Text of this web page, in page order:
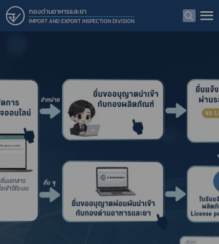
กองด่านอาหารและยา
IMPORT AND EXPORT INSPECTION DIVISION